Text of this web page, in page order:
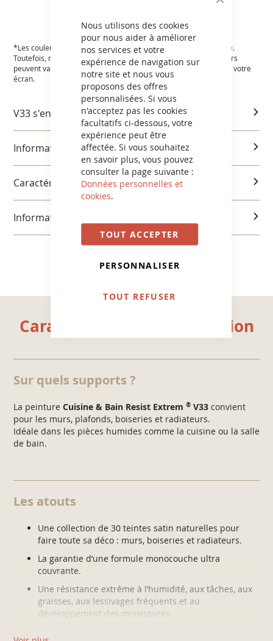
CLOSE
Nous utilisons des cookies
pour nous aider à améliorer
nos services et votre
expérience de navigation sur
notre site et nous vous
proposons des offres
personnalisées. Si vous
n'acceptez pas les cookies
facultatifs ci-dessous, votre
expérience peut être
affectée. Si vous souhaitez
en savoir plus, vous pouvez
consulter la page suivante :
Données personnelles et
cookies.
TOUT ACCEPTER
PERSONNALISER
TOUT REFUSER
*Les couleurs affichées sur le site sont aussi fidèles que possible.
Toutefois, nous ne pouvons garantir un résultat exact, les couleurs
peuvent varier en fonction des paramètres et de la résolution de votre
écran.
V33 s'engage
Informations produits
Caractéristiques et utilisation
Informations réglementaires
Caractéristiques et utilisation
Sur quels supports ?
La peinture Cuisine & Bain Resist Extrem ® V33 convient
pour les murs, plafonds, boiseries et radiateurs.
Idéale dans les pièces humides comme la cuisine ou la salle
de bain.
Les atouts
Une collection de 30 teintes satin naturelles pour
faire toute sa déco : murs, boiseries et radiateurs.
La garantie d’une formule monocouche ultra
couvrante.
Une résistance extrême à l’humidité, aux tâches, aux
graisses, aux lessivages fréquents et au
développement des moisissures.
un effet perlant de surface qui évite que l’eau